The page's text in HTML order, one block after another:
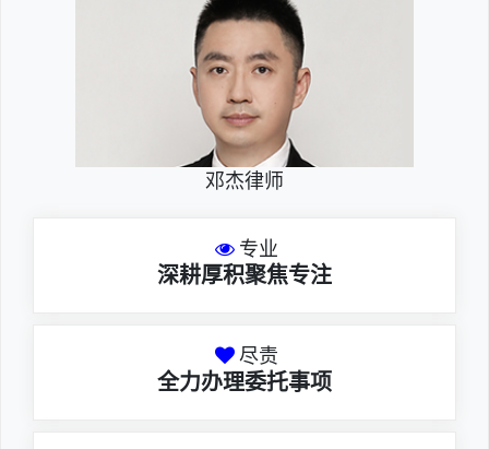
邓杰律师
专业
深耕厚积聚焦专注
尽责
全力办理委托事项